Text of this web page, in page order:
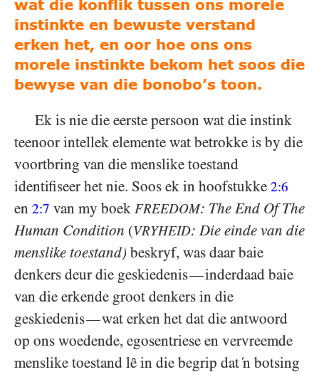
wat die konflik tussen ons morele
instinkte en bewuste verstand
erken het, en oor hoe ons ons
morele instinkte bekom het soos die
bewyse van die bonobo’s toon.
Ek is nie die eerste persoon wat die instink
teenoor intellek elemente wat betrokke is by die
voortbring van die menslike toestand
identifiseer het nie. Soos ek in hoofstukke 2:6
en 2:7 van my boek FREEDOM: The End Of The
Human Condition (VRYHEID: Die einde van die
menslike toestand) beskryf, was daar baie
denkers deur die geskiedenis—inderdaad baie
van die erkende groot denkers in die
geskiedenis—wat erken het dat die antwoord
op ons woedende, egosentriese en vervreemde
menslike toestand lê in die begrip dat ‘n botsing